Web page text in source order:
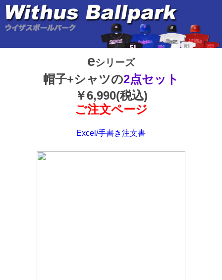
eシリーズ
帽子+シャツの2点セット
￥6,990(税込)
ご注文ページ
Excel/手書き注文書